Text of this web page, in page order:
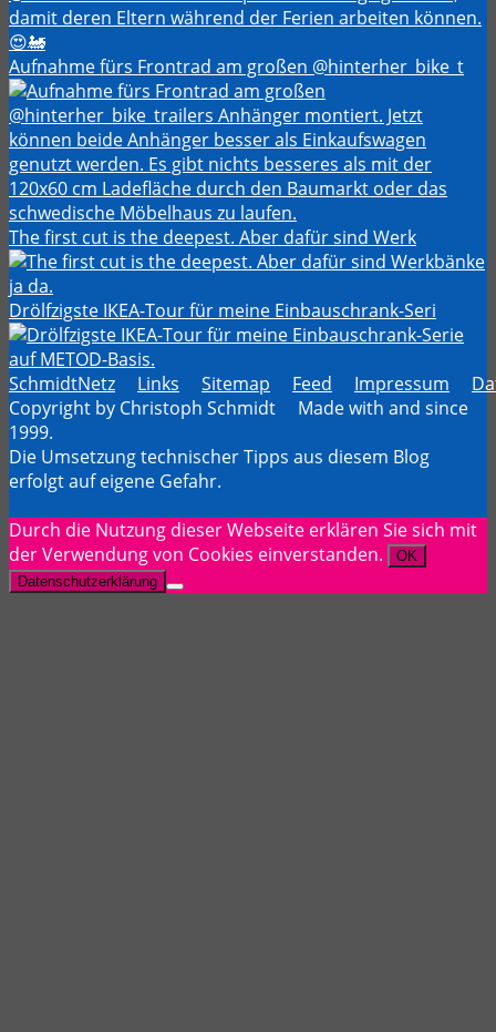
Aufnahme fürs Frontrad am großen @hinterher_bike_t
The first cut is the deepest. Aber dafür sind Werk
Drölfzigste IKEA-Tour für meine Einbauschrank-Seri
SchmidtNetz Links Sitemap Feed Impressum
Copyright by Christoph Schmidt Made with and since
1999.
Die Umsetzung technischer Tipps aus diesem Blog
erfolgt auf eigene Gefahr.
Durch die Nutzung dieser Webseite erklären Sie sich mit
der Verwendung von Cookies einverstanden.
OK
Datenschutzerklärung